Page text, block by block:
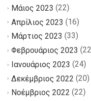
Μάιος 2023 (22)
Απρίλιος 2023 (16)
Μάρτιος 2023 (33)
Φεβρουάριος 2023
Ιανουάριος 2023 (24)
Δεκέμβριος 2022 (20)
Νοέμβριος 2022 (22)